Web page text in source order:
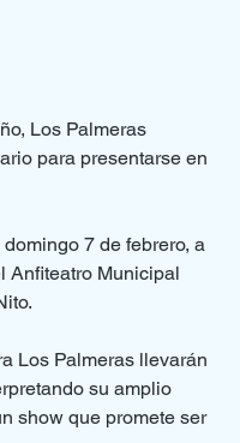
Los Palmeras
para presentarse en
7 de febrero, a
Anfiteatro Municipal
Los Palmeras llevarán
su amplio
show que promete ser